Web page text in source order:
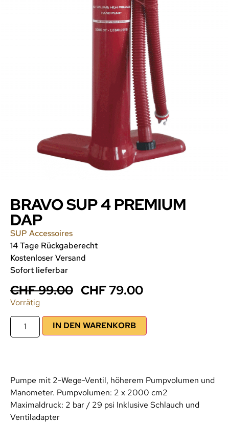
BRAVO SUP 4 PREMIUM
DAP
SUP Accessoires
14 Tage Rückgaberecht
Kostenloser Versand
Sofort lieferbar
CHF99.00 CHF79.00
Vorrätig
IN DEN WARENKORB
Pumpe mit 2-Wege-Ventil, höherem Pumpvolumen und
Manometer. Pumpvolumen: 2 x 2000 cm2
Maximaldruck: 2 bar / 29 psi Inklusive Schlauch und
Ventiladapter